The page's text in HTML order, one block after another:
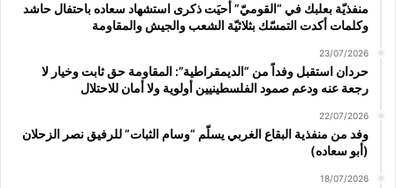
منفذيّة بعلبك في “القوميّ” أحيَت ذكرى استشهاد سعاده باحتفال حاشد
وكلمات أكدت التمسّك بثلاثيّة الشعب والجيش والمقاومة
23/07/2026
حردان استقبل وفداً من “الديمقراطية”: المقاومة حق ثابت وخيار لا
رجعة عنه ودعم صمود الفلسطينيين أولوية ولا أمان للاحتلال
22/07/2026
وفد من منفذية البقاع الغربي يسلّم “وسام الثبات” للرفيق نصر الزحلان
(أبو سعاده)
18/07/2026